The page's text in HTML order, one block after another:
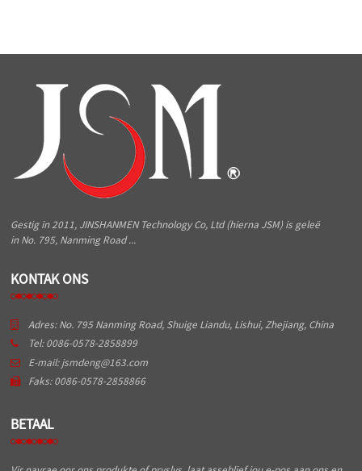
Gestig in 2011, JINSHANMEN Technology Co, Ltd (hierna JSM) is geleë
in No. 795, Nanming Road ...
KONTAK ONS
Adres: No. 795 Nanming Road, Shuige Liandu, Lishui, Zhejiang, China
Tel: 0086-0578-2858899
E-mail: jsmdeng@163.com
Faks: 0086-0578-2858866
BETAAL